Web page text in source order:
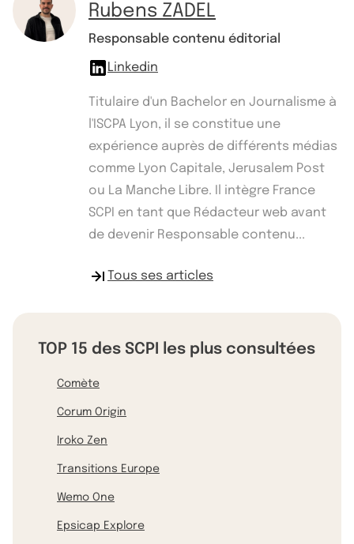
Rubens ZADEL
Responsable contenu éditorial
Linkedin
Titulaire d'un Bachelor en Journalisme à
l'ISCPA Lyon, il se constitue une
expérience auprès de différents médias
comme Lyon Capitale, Jerusalem Post
ou La Manche Libre. Il intègre France
SCPI en tant que Rédacteur web avant
de devenir Responsable contenu...
Tous ses articles
TOP 15 des SCPI les plus consultées
Comète
Corum Origin
Iroko Zen
Transitions Europe
Wemo One
Epsicap Explore